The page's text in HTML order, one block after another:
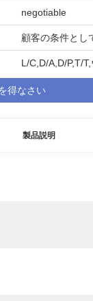
negotiable
顧客の条件とし
L/C,D/A,D/P,T/
得なさい
製品説明